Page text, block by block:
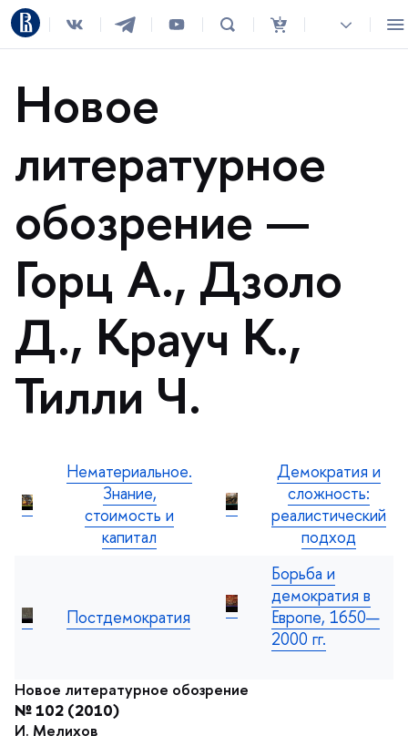
Новое
литературное
обозрение —
Горц А., Дзоло
Д., Крауч К.,
Тилли Ч.
Нематериальное.
Знание,
стоимость и
капитал
Демократия и
сложность:
реалистический
подход
Постдемократия
Борьба и
демократия
Европе, 1650—
2000 гг.
Новое литературное обозрение
№ 102 (2010)
И. Мелихо